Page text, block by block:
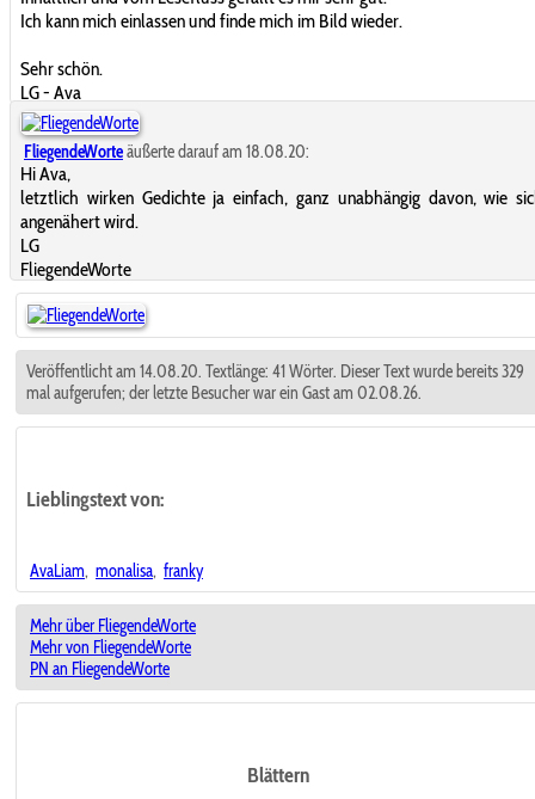
Ich kann mich einlassen und finde mich im Bild wieder.
Sehr schön.
LG - Ava
FliegendeWorteäußerte darauf am 18.08.20:
Hi Ava,
letztlich wirken Gedichte ja einfach, ganz unabhängig davon, wie
angenähert wird.
LG
FliegendeWorte
Veröffentlicht am 14.08.20. Textlänge: 41 Wörter. Dieser Text wurde bereits 329
mal aufgerufen; der letzte Besucher war ein Gast am 02.08.26.
Lieblingstextvon:
AvaLiam, monalisa, franky
Mehr über FliegendeWorte
Mehr von FliegendeWorte
PN an FliegendeWorte
Blättern